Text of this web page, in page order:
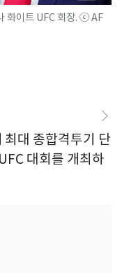
화이트 UFC 회장. ⓒ AF
대 종합격투기 단
대회를 개최하